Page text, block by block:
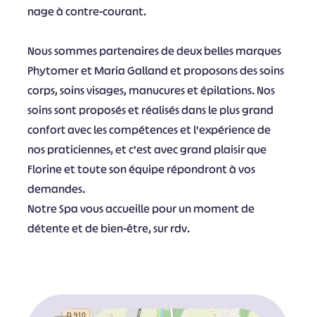
nage à contre-courant.
Nous sommes partenaires de deux belles marques
Phytomer et Maria Galland et proposons des soins
corps, soins visages, manucures et épilations. Nos
soins sont proposés et réalisés dans le plus grand
confort avec les compétences et l'expérience de
nos praticiennes, et c'est avec grand plaisir que
Florine et toute son équipe répondront à vos
demandes.
Notre Spa vous accueille pour un moment de
détente et de bien-être, sur rdv.